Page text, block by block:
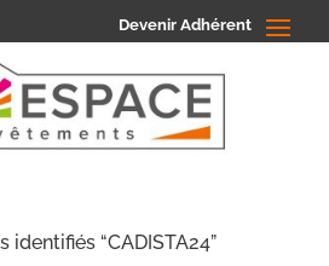
Devenir Adhérent
“CADISTA24”